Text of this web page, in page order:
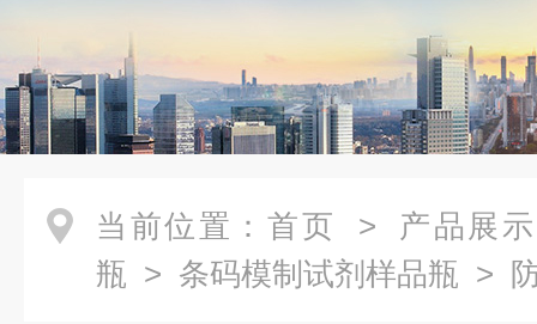
当前位置： 首页 > 产品展示
瓶 > 条码模制试剂样品瓶 >